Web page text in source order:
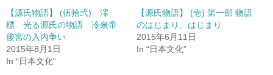
e
r
で
共
有
(
新
し
す
る
に
は
ク
リ
ッ
【源氏物語】 (伍拾弐) 澪
標 光る源氏の物語 冷泉帝
後宮の入内争い
2015年8月1日
In “日本文化”
【源氏物語】 (壱) 第一部 物語
のはじまり、はじまり
2015年6月11日
In “日本文化”